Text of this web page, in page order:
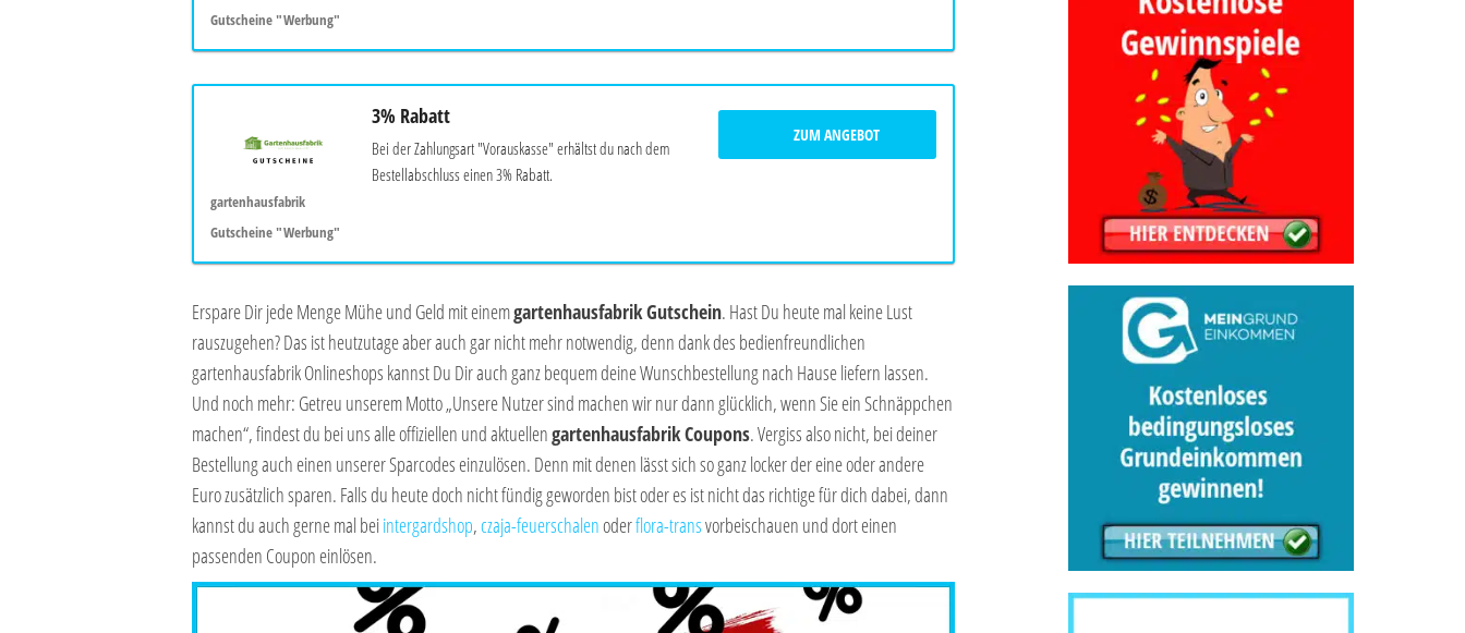
Gutscheine "Werbung"
gartenhausfabrik
Gutscheine "Werbung"
3% Rabatt
Bei der Zahlungsart "Vorauskasse" erhältst du nach dem
Bestellabschluss einen 3% Rabatt.
ZUM ANGEBOT
Erspare Dir jede Menge Mühe und Geld mit einemgartenhausfabrik Gutschein. Hast Du heute mal keine Lust
rauszugehen? Das ist heutzutage aber auch gar nicht mehr notwendig, denn dank des bedienfreundlichen
gartenhausfabrik Onlineshops kannst Du Dir auch ganz bequem deine Wunschbestellung nach Hause liefern lassen.
Und noch mehr: Getreu unserem Motto „Unsere Nutzer sind machen wir nur dann glücklich, wenn Sie ein Schnäppchen
machen“, findest du bei uns alle offiziellen und aktuellengartenhausfabrik Coupons. Vergiss also nicht, bei deiner
Bestellung auch einen unserer Sparcodes einzulösen. Denn mit denen lässt sich so ganz locker der eine oder andere
Euro zusätzlich sparen. Falls du heute doch nicht fündig geworden bist oder es ist nicht das richtige für dich dabei, dann
kannst du auch gerne mal beiintergardshop,czaja-feuerschalenoderflora-transvorbeischauen und dort einen
passenden Coupon einlösen.